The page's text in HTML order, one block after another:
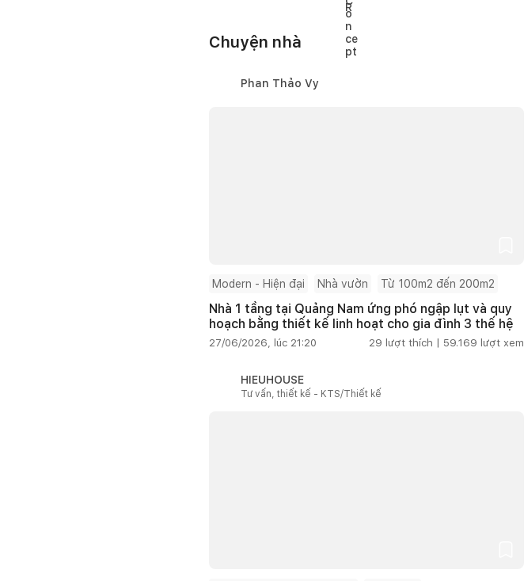
Chuyện nhà
Phan Thảo Vy
Modern - Hiện đại Nhà vườn Từ 100m2 đến 200m2
Nhà 1 tầng tại Quảng Nam ứng phó ngập lụt và quy
hoạch bằng thiết kế linh hoạt cho gia đình 3 thế hệ
27/06/2026, lúc 21:20 29 lượt thích | 59.169 lượt xem
HIEUHOUSE
Tư vấn, thiết kế - KTS/Thiết kế